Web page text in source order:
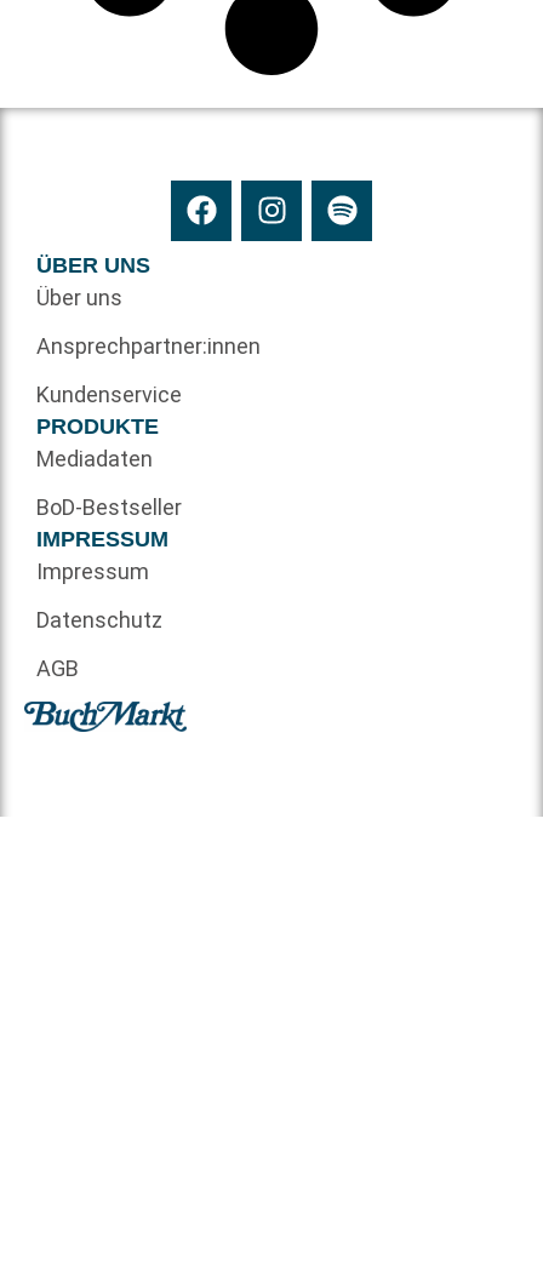
ÜBER UNS
Über uns
Ansprechpartner:innen
Kundenservice
PRODUKTE
Mediadaten
BoD-Bestseller
IMPRESSUM
Impressum
Datenschutz
AGB